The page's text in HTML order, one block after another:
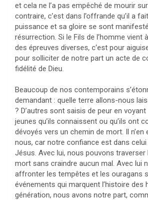
et cela ne l’a pas empêché de mourir
contraire, c’est dans l’offrande qu’il a
puissance et sa gloire se sont
résurrection. Si le Fils de l’homme vient
des épreuves diverses, c’est pour
pour solliciter de notre part un acte de
fidélité de Dieu.
Beaucoup de nos contemporains
demandant : quelle terre allons-nous
? D’autres sont saisis de peur en
jeunes qu’ils connaissent ou qu’ils ont
dévoyés vers un chemin de mort. Il
nous, car notre confiance est dans celui
Jésus. Avec lui, nous pouvons traverser
mort sans craindre aucun mal. Avec lui
affronter les tempêtes et les ouragans
événements qui marquent l’histoire des
génération, nous avons notre part,